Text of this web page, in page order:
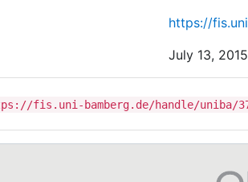
https://
July 13, 2015
fis.uni-bamberg.de/handle/uniba/